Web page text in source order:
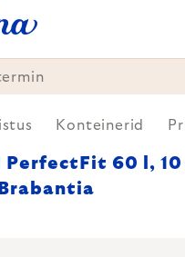
Konteinerid
PerfectFit 60 l,